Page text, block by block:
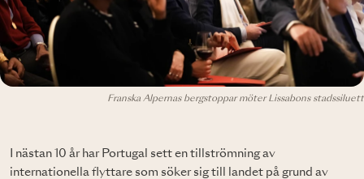
Franska Alpernas bergstoppar möter Lissabons stadssiluett
I nästan 10 år har Portugal sett en tillströmning av
internationella flyttare som söker sig till landet på grund av